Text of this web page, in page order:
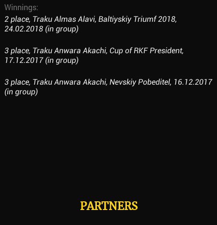
Winnings:
2 place, Traku Almas Alavi, Baltiyskiy Triumf 2018,
24.02.2018 (in group)
3 place, Traku Anwara Akachi, Cup of RKF President,
17.12.2017 (in group)
3 place, Traku Anwara Akachi, Nevskiy Pobeditel, 16.12.2017
(in group)
PARTNERS